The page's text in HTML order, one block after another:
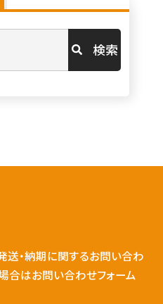
検索
送・納期に関するお問い合わ
合はお問い合わせフォーム